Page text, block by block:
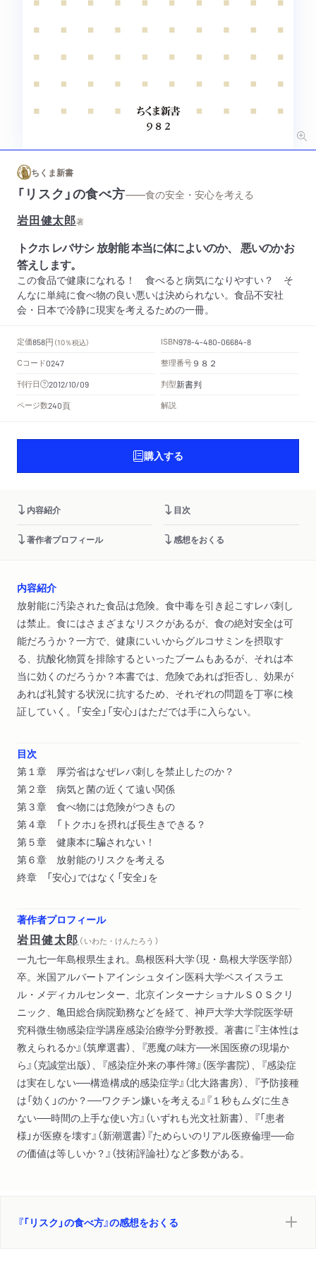
ちくま新書
「リスク」の食べ方——食の安全・安心を考える
岩田健太郎著
トクホ レバサシ 放射能 本当に体によいのか、 悪いのかお
答えします。
この食品で健康になれる！ 食べると病気になりやすい？ そ
んなに単純に食べ物の良い悪いは決められない。食品不安社
会・日本で冷静に現実を考えるための一冊。
定価858円 （10％税込） ISBN978-4-480-06684-8
Cコード0247 整理番号 ９８２
刊行日 2012/10/09 判型新書判
ページ数240頁 解説
購入する
内容紹介 目次
著作者プロフィール 感想をおくる
内容紹介
放射能に汚染された食品は危険。食中毒を引き起こすレバ刺し
は禁止。食にはさまざまなリスクがあるが、食の絶対安全は可
能だろうか？一方で、健康にいいからグルコサミンを摂取す
る、抗酸化物質を排除するといったブームもあるが、それは本
当に効くのだろうか？本書では、危険であれば拒否し、効果が
あれば礼賛する状況に抗するため、それぞれの問題を丁寧に検
証していく。「安全」「安心」はただでは手に入らない。
目次
第１章 厚労省はなぜレバ刺しを禁止したのか？
第２章 病気と菌の近くて遠い関係
第３章 食べ物には危険がつきもの
第４章 「トクホ」を摂れば長生きできる？
第５章 健康本に騙されない！
第６章 放射能のリスクを考える
終章 「安心」ではなく「安全」を
著作者プロフィール
岩田健太郎 （ いわた・けんたろう ）
一九七一年島根県生まれ。島根医科大学（現・島根大学医学部）
卒。米国アルバートアインシュタイン医科大学ベスイスラエ
ル・メディカルセンター、北京インターナショナルＳＯＳクリ
ニック、亀田総合病院勤務などを経て、神戸大学大学院医学研
究科微生物感染症学講座感染治療学分野教授。著書に『主体性は
教えられるか』（筑摩選書）、『悪魔の味方──米国医療の現場か
ら』（克誠堂出版）、『感染症外来の事件簿』（医学書院）、『感染症
は実在しない──構造構成的感染症学』（北大路書房）、『予防接種
は「効く」のか？──ワクチン嫌いを考える』『１秒もムダに生き
ない──時間の上手な使い方』（いずれも光文社新書）、『「患者
様」が医療を壊す』（新潮選書）『ためらいのリアル医療倫理──命
の価値は等しいか？』（技術評論社）など多数がある。
『「リスク」の食べ方』の感想をおくる